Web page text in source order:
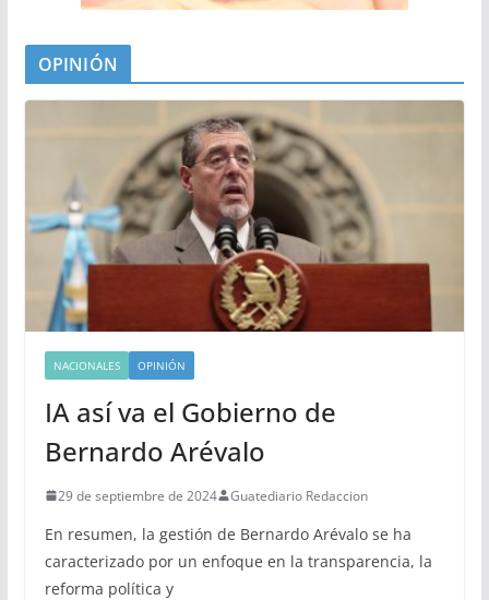
OPINIÓN
NACIONALES OPINIÓN
IA así va el Gobierno de
Bernardo Arévalo
29 de septiembre de 2024 Guatediario Redaccion
En resumen, la gestión de Bernardo Arévalo se ha
caracterizado por un enfoque en la transparencia, la
reforma política y